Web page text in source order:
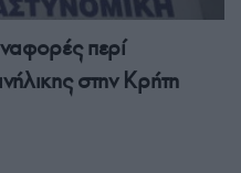
περί
στην Κρήτη